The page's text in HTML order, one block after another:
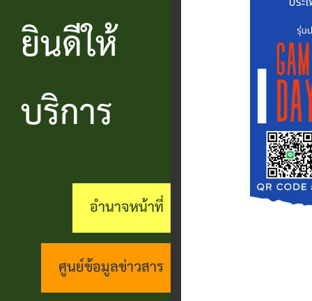
และ
ยุทธศาสตร์
อำนาจ
หน้าที่
แบบ
ฟอร์ม
ต่างๆ
แบบสอบถาม
โครงสร้าง
ส่วน
ราชการ
สำนัก
ช่าง
ข่าวสาร
สถานะ
ทางการ
ประชาชน
รบ.อำนวย
ความ
ร้อง
ทุกข์
กระดาน
สนทนา
ยินดีให้
บริการ
อำนาจหน้าที่
ศูนย์ข้อมูลข่าวสาร